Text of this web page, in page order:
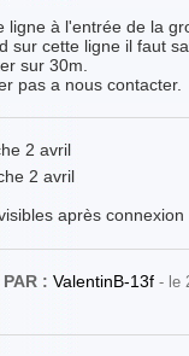
ligne à l'entrée de la
sur cette ligne il faut
sur 30m.
pas a nous contacter.
2 avril
2 avril
après connexion
: ValentinB-13f - le